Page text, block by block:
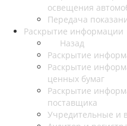
освещения
Передача
Раскрытие информации
Назад
Раскрытие
Раскрытие
ценных бумаг
Раскрытие
поставщика
Учредительные и